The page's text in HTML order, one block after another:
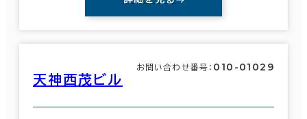
天神西茂ビル
お問い合わせ番号： 010-01029